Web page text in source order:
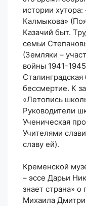
истории
Калмыкова»
Казачий быт.
семьи
(Земляки –
войны 1941-
бессмертие. К
«Летопись
Руководители
Ученическая
Учителями
славу ей).
Кременской
– эссе Дарьи
знает страна» о
Михаила